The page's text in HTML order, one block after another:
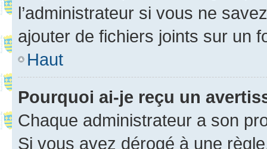
l’administrateur si vous ne
ajouter de fichiers joints sur un
Haut
Pourquoi ai-je reçu un
Chaque administrateur a son
Si vous avez dérogé à une